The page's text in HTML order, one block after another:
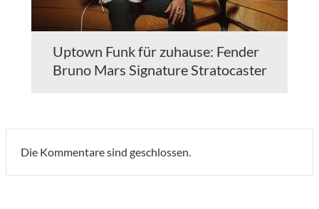
Uptown Funk für zuhause: Fender
Bruno Mars Signature Stratocaster
Die Kommentare sind geschlossen.